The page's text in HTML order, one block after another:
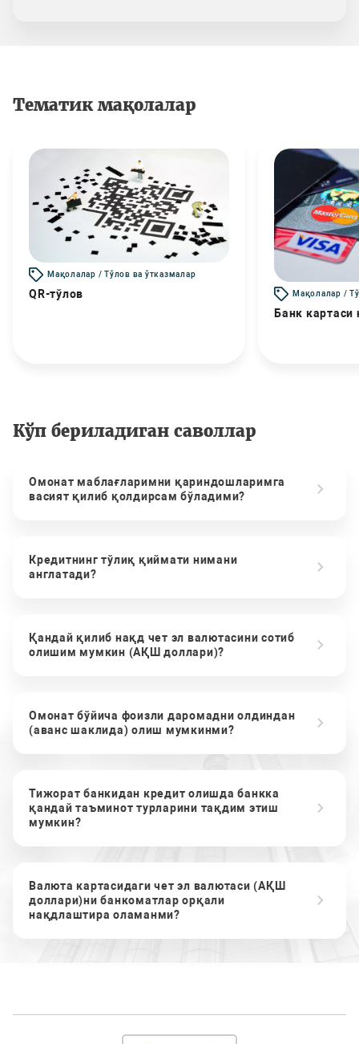
Тематик мақолалар
Мақолалар / Тўлов ва ўтказмалар
QR-тўлов Мақолалар /
Банк картаси
Кўп бериладиган саволлар
Омонат маблағларимни қариндошларимга
васият қилиб қолдирсам бўладими?
Кредитнинг тўлиқ қиймати нимани
англатади?
Қандай қилиб нақд чет эл валютасини сотиб
олишим мумкин (АҚШ доллари)?
Омонат бўйича фоизли даромадни олдиндан
(аванс шаклида) олиш мумкинми?
Тижорат банкидан кредит олишда банкка
қандай таъминот турларини тақдим этиш
мумкин?
Валюта картасидаги чет эл валютаси (АҚШ
доллари)ни банкоматлар орқали
нақдлаштира оламанми?